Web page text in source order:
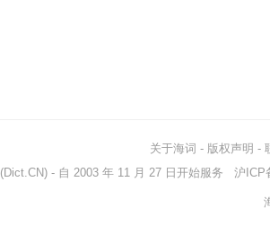
关于海词 - 版权声明 -
(Dict.CN) - 自 2003 年 11 月 27 日开始服务 沪ICP